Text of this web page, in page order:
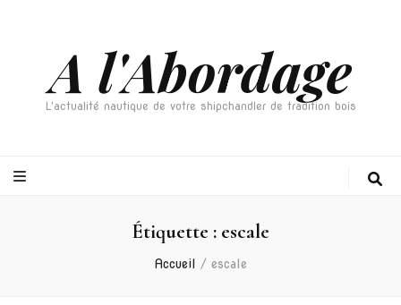
A l'Abordage
L'actualité nautique de votre shipchandler de tradition bois
Étiquette : escale
Accueil / escale